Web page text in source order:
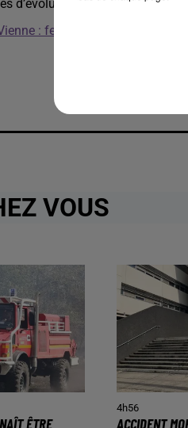
d’évoluer en fonction des
: fermeture de la RN 147
VOUS
ÊTRE
4h56
ACCIDENT